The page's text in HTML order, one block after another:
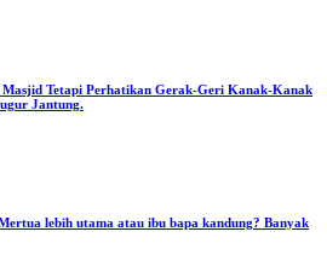
Masjid Tetapi Perhatikan Gerak-Geri Kanak-Kanak
Jantung.
lebih utama atau ibu bapa kandung? Banyak